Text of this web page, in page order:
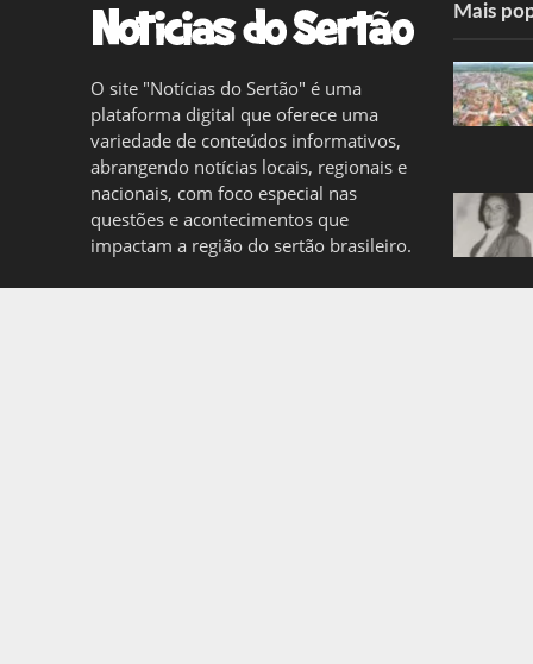
O site "Notícias do Sertão" é uma
plataforma digital que oferece uma
variedade de conteúdos informativos,
abrangendo notícias locais, regionais e
nacionais, com foco especial nas
questões e acontecimentos que
impactam a região do sertão brasileiro.
Mais